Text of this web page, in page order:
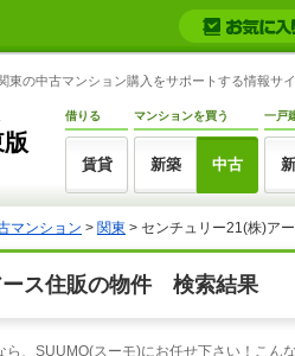
東の中古マンション購入をサポートする情報サ
版
借りる
賃貸
マンションを買う
新築 中古
一戸
マンション > 関東 > センチュリー21(株)ア
ース住販の物件 検索結果
ら、SUUMO(スーモ)にお任せ下さい！こ